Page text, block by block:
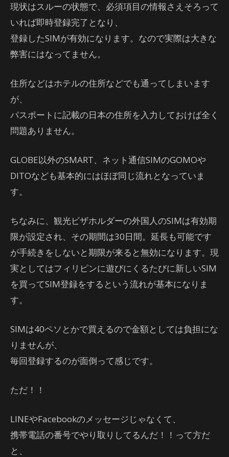
現状はスルーの状態で、必須項目の情報さえそろって
いれば即時登録完了となり、
登録したSIMが有効になります。なので実際は大きな
弊害にはなってません。
住所などはホテルの住所などでも通ってしまいます
が、
パスポートに記載の日本の住所を入力しておけば全く
問題ありません。
GLOBE以外のSMART、ネット通信SIMのGOMOや
DITOなども基本的にはほぼ同じ流れとなっていま
す。
ちなみに、観光ビザホルダーの外国人のSIMは有効期
限が設定され、その期間は30日間。延長も可能です
が手続きをしないと期限が来ると無効になります。現
実としてはフィリピンに遊びにくるたびに新しいSIM
を買ってSIM登録をするという流れが基本になりま
す。
SIMは40ペソとかで買えるので金額としては負担にな
りませんが、
毎回登録するのが面倒って感じです。
ただ！！
LINEやFacebookのメッセージじゃなくて、
携帯電話の番号でやり取りしてるんだ！！って方だ
と、